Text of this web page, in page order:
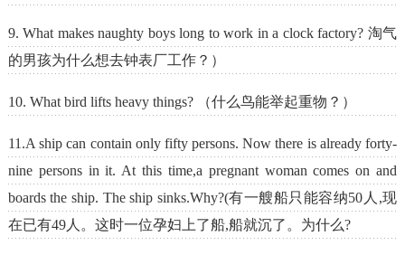
9. What makes naughty boys long to work in a clock factory? 淘气
的男孩为什么想去钟表厂工作？）
10. What bird lifts heavy things? （什么鸟能举起重物？）
11.A ship can contain only fifty persons. Now there is already forty-
nine persons in it. At this time,a pregnant woman comes on and
boards the ship. The ship sinks.Why?(有一艘船只能容纳50人,现
在已有49人。这时一位孕妇上了船,船就沉了。为什么?